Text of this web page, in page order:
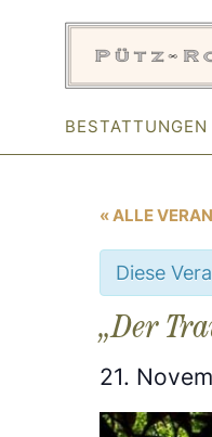
« ALLE
Diese
„Der
21.